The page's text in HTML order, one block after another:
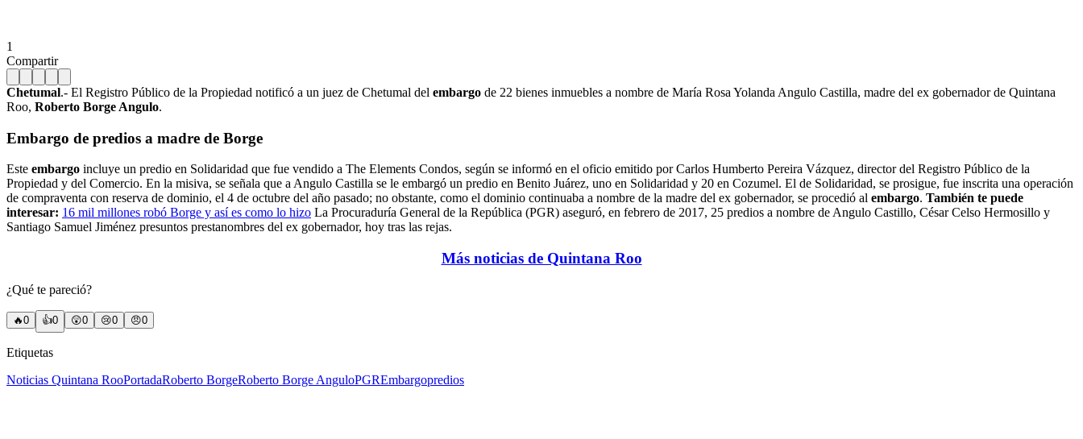
1
Compartir
Chetumal.- El Registro Público de la Propiedad notificó a un juez de Chetumal del embargo de 22 bienes inmuebles a nombre de María Rosa Yolanda Angulo Castilla, madre del ex gobernador de Quintana
Roo, Roberto Borge Angulo.
Embargo de predios a madre de Borge
Este embargo incluye un predio en Solidaridad que fue vendido a The Elements Condos, según se informó en el oficio emitido por Carlos Humberto Pereira Vázquez, director del Registro Público de la
Propiedad y del Comercio. En la misiva, se señala que a Angulo Castilla se le embargó un predio en Benito Juárez, uno en Solidaridad y 20 en Cozumel. El de Solidaridad, se prosigue, fue inscrita una operación
de compraventa con reserva de dominio, el 4 de octubre del año pasado; no obstante, como el dominio continuaba a nombre de la madre del ex gobernador, se procedió al embargo. También te puede
interesar: 16 mil millones robó Borge y así es como lo hizo La Procuraduría General de la República (PGR) aseguró, en febrero de 2017, 25 predios a nombre de Angulo Castillo, César Celso Hermosillo y
Santiago Samuel Jiménez presuntos prestanombres del ex gobernador, hoy tras las rejas.
Más noticias de Quintana Roo
¿Qué te pareció?
🔥0 👍0 😲0 😢0 😠0
Etiquetas
Noticias Quintana RooPortadaRoberto BorgeRoberto Borge AnguloPGREmbargopredios